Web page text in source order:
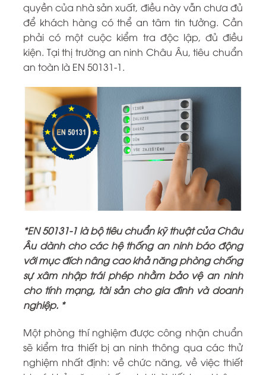
quyền của nhà sản xuất, điều này vẫn chưa đủ
để khách hàng có thể an tâm tin tưởng. Cần
phải có một cuộc kiểm tra độc lập, đủ điều
kiện. Tại thị trường an ninh Châu Âu, tiêu chuẩn
an toàn là EN 50131-1.
*EN 50131-1 là bộ tiêu chuẩn kỹ thuật của Châu
Âu dành cho các hệ thống an ninh báo động
với mục đích nâng cao khả năng phòng chống
sự xâm nhập trái phép nhằm bảo vệ an ninh
cho tính mạng, tài sản cho gia đình và doanh
nghiệp. *
Một phòng thí nghiệm được công nhận chuẩn
sẽ kiểm tra thiết bị an ninh thông qua các thử
nghiệm nhất định: về chức năng, về việc thiết